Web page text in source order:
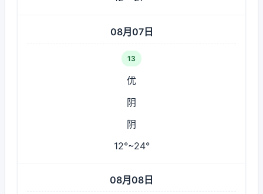
08月07日
13
优
阴
阴
12°~24°
08月08日